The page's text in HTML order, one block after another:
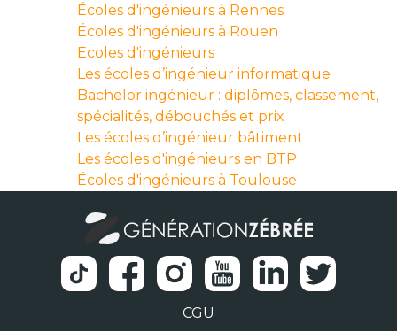
Écoles d'ingénieurs à Rennes
Écoles d'ingénieurs à Rouen
Ecoles d'ingénieurs
Les écoles d’ingénieur informatique
Bachelor ingénieur : diplômes, classement,
spécialités, débouchés et prix
Les écoles d’ingénieur bâtiment
Les écoles d'ingénieurs en BTP
Écoles d'ingénieurs à Toulouse
CGU